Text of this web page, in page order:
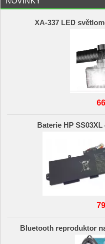
XA-337 LED
Baterie HP
Bluetooth reproduktor